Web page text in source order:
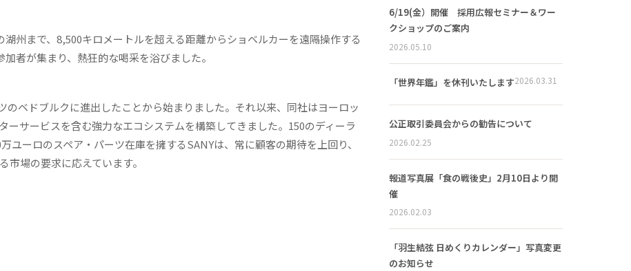
湖州まで、 8,500キロメートルを超える距離からショベルカーを遠隔操作する
加者が集まり、熱狂的な喝采を浴びました。
のベドブルクに進出したことから始まりました。それ以来、同社はヨーロッ
ーサービスを含む強力なエコシステムを構築してきました。150のディーラ
ユーロのスペア・パーツ在庫を擁するSANYは、常に顧客の期待を上回り、
市場の要求に応えています。
6/19(金）開催 採用広報セミナー＆ワー
クショップのご案内
2026.05.10
「世界年鑑」を休刊いたします2026.03.31
公正取引委員会からの勧告について
2026.02.25
報道写真展「食の戦後史」2月10日より開
催
2026.02.03
「羽生結弦 日めくりカレンダー」写真変更
のお知らせ